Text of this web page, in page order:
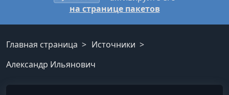
на странице пакетов
Главная страница
Источники
Александр Ильянович